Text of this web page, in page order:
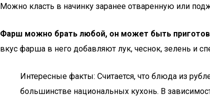
Можно класть в начинку заранее отваренную или
Фарш можно брать любой, он может быть
вкус фарша в него добавляют лук, чеснок, зелень и
Интересные факты: Считается, что блюда из
большинстве национальных кухонь. В